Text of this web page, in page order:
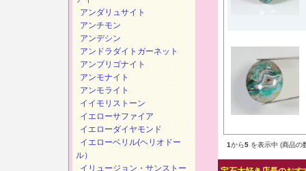
1から5 を表示中 (商品の
アンダリュサイト
アンチモン
アンデシン
アンドラダイトガーネット
アンブリゴナイト
アンモナイト
アンモライト
イイモリストーン
イエローサファイア
イエローダイヤモンド
イエローベリル(ヘリオドー
ル）
イリュージョン・サンストー